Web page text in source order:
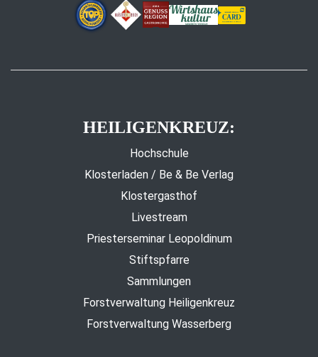
HEILIGENKREUZ:
Hochschule
Klosterladen / Be & Be Verlag
Klostergasthof
Livestream
Priesterseminar Leopoldinum
Stiftspfarre
Sammlungen
Forstverwaltung Heiligenkreuz
Forstverwaltung Wasserberg